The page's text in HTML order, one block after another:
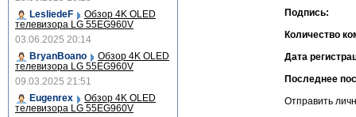
Подпись:
Количество
Дата
Последнее
Отправить
LesliedeF
Обзор 4K OLED
телевизора LG 55EG960V
03.06.2025 20:14
BryanBoano
Обзор 4K OLED
телевизора LG 55EG960V
09.03.2025 21:51
Eugenrex
Обзор 4K OLED
телевизора LG 55EG960V